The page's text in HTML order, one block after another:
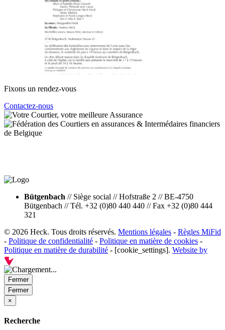
Fixons un rendez-vous
Contactez-nous
Bütgenbach //Siège social //Hofstraße 2 //BE-4750
Bütgenbach //Tél. +32 (0)80 440 440 //Fax +32 (0)80 444
321
© 2026 Heck. Tous droits réservés. Mentions légales - Règles MiFid
- Politique de confidentialité - Politique en matière de cookies -
Politique en matière de durabilité - [cookie_settings]. Website by
Fermer
Fermer
×
Recherche